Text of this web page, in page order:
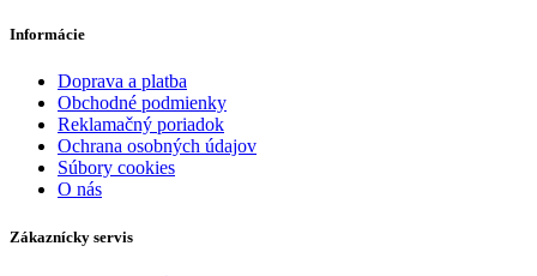
Informácie
Doprava a platba
Obchodné podmienky
Reklamačný poriadok
Ochrana osobných údajov
Súbory cookies
O nás
Zákaznícky servis